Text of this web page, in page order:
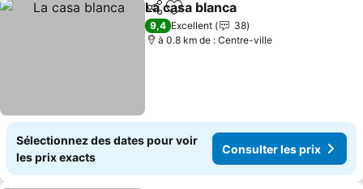
PartagerAjouter à mes favoris
La casa blanca
9,4 Excellent
38
à 0.8 km de : Centre-ville
Sélectionnez des dates pour voir
les prix exacts
Consulter les prix